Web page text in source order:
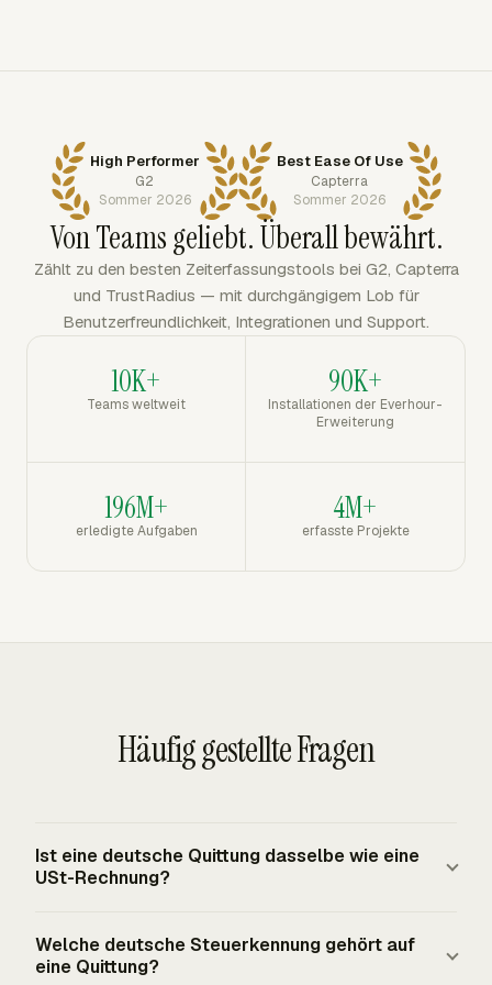
High Performer
G2
Sommer 2026
Best Ease Of Use
Capterra
Sommer 2026
Von Teams geliebt. Überall bewährt.
Zählt zu den besten Zeiterfassungstools bei G2, Capterra
und TrustRadius — mit durchgängigem Lob für
Benutzerfreundlichkeit, Integrationen und Support.
10K+
Teams weltweit
90K+
Installationen der Everhour-
Erweiterung
196M+
erledigte Aufgaben
4M+
erfasste Projekte
Häufig gestellte Fragen
Ist eine deutsche Quittung dasselbe wie eine
USt-Rechnung?
Rechnung die steuerpflichtige Leistung und USt-Details
Welche deutsche Steuerkennung gehört auf
eine Quittung?